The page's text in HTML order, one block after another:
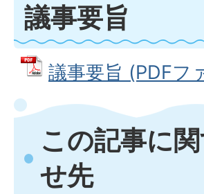
議事要旨
議事要旨 (PDFフ
この記事に
せ先